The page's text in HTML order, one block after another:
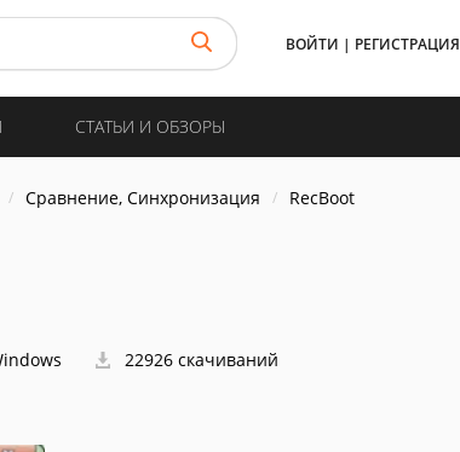
ВОЙТИ | РЕГИСТРАЦИЯ
СТАТЬИ И ОБЗОРЫ
Сравнение, Синхронизация RecBoot
22926 скачиваний